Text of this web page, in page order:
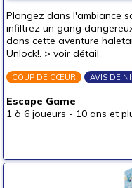
Plongez dans l'ambiance
infiltrez un gang
dans cette aventure
Unlock!. > voir détail
COUP DE CŒUR AVIS DE
Escape Game
1 à 6 joueurs - 10 ans et